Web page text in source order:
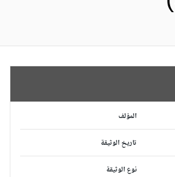
المؤلف
تاريخ الوثيقة
نوع الوثيقة